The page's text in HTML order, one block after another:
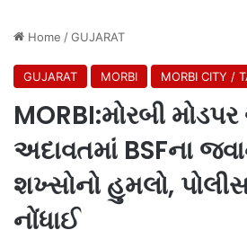
Home /GUJARAT
GUJARAT MORBI MORBI CITY /
MORBI:મોરબી
અદાવતમાં BSFના
શખ્સોનો હુમલો,
નોંધાઈ